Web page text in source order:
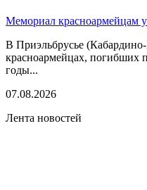
Мемориал красноармейцам
В Приэльбрусье
красноармейцах, погибших
годы...
07.08.2026
Лента новостей